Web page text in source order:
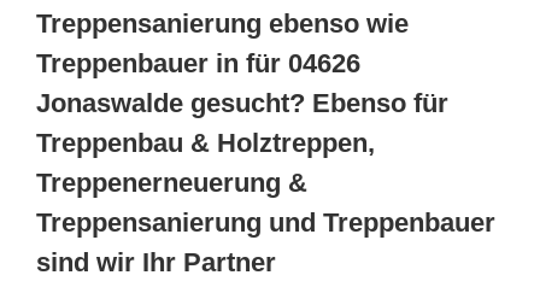
Treppensanierung ebenso wie
Treppenbauer in für 04626
Jonaswalde gesucht? Ebenso für
Treppenbau & Holztreppen,
Treppenerneuerung &
Treppensanierung und Treppenbauer
sind wir Ihr Partner